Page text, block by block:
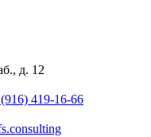
д. 12
419-16-66